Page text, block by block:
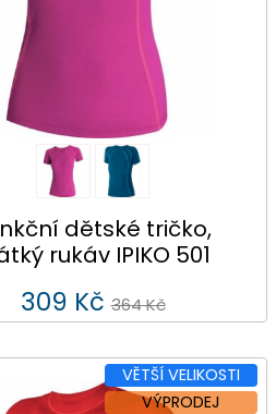
dětské tričko,
rukáv IPIKO 501
309 Kč 364 Kč
VĚTŠÍ VELIKOSTI
VÝPRODEJ